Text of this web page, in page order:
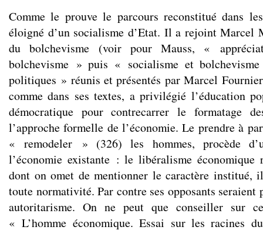
Comme le prouve le parcours reconstitué dans
éloigné d’un socialisme d’Etat. Il a rejoint Marcel
du bolchevisme (voir pour Mauss, «
bolchevisme » puis « socialisme et
politiques » réunis et présentés par Marcel
comme dans ses textes, a privilégié l’éducation
démocratique pour contrecarrer le formatage
l’approche formelle de l’économie. Le prendre à
« remodeler » (326) les hommes, procède
l’économie existante : le libéralisme économique
dont on omet de mentionner le caractère institué,
toute normativité. Par contre ses opposants seraient
autoritarisme. On ne peut que conseiller sur
« L’homme économique. Essai sur les racines